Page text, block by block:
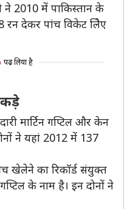
ने 2010 में पाकिस्तान के
रन देकर पांच विकेट लिेए
पढ़ लिया है
मार्टिन गप्टिल और केन
ने यहां 2012 में 137
खेलेने का रिकॉर्ड संयुक्त
के नाम है। इन दोनों ने